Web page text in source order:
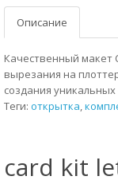
Описание
Качественный макет
вырезания на
создания
Теги: открытка,
card kit